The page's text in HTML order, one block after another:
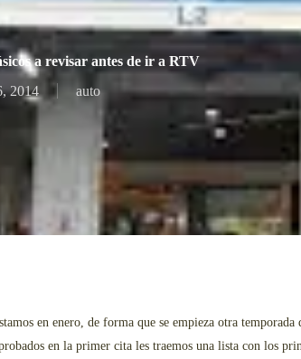
a revisar antes de ir a RTV
2014 auto
en enero, de forma que se empieza otra
en la primer cita les traemos una lista con los